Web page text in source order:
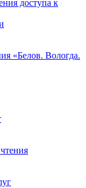
доступа к
«Белов. Вологда.